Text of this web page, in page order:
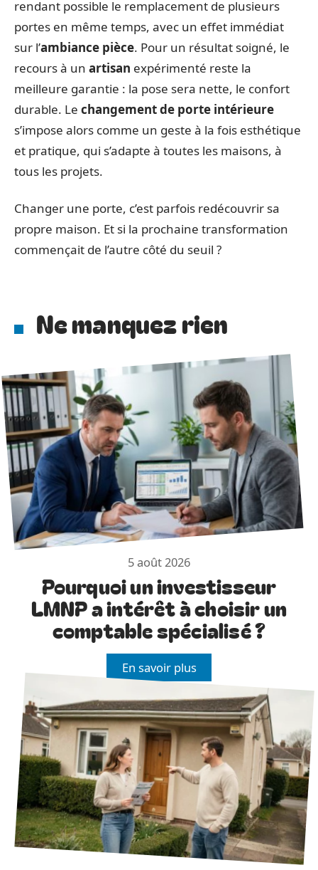
rendant possible le remplacement de plusieurs
portes en même temps, avec un effet immédiat
sur l’ambiance pièce. Pour un résultat soigné, le
recours à un artisan expérimenté reste la
meilleure garantie : la pose sera nette, le confort
durable. Le changement de porte intérieure
s’impose alors comme un geste à la fois esthétique
et pratique, qui s’adapte à toutes les maisons, à
tous les projets.
Changer une porte, c’est parfois redécouvrir sa
propre maison. Et si la prochaine transformation
commençait de l’autre côté du seuil ?
Ne manquez rien
5 août 2026
Pourquoi un investisseur
LMNP a intérêt à choisir un
comptable spécialisé ?
En savoir plus